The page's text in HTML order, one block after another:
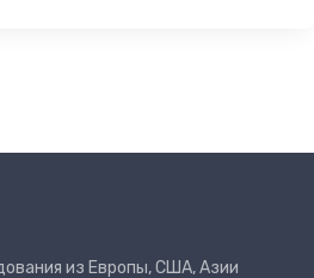
из Европы, США, Азии